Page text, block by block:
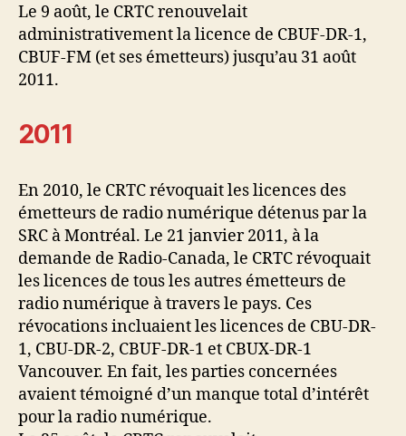
Le 9 août, le CRTC renouvelait
administrativement la licence de CBUF-DR-1,
CBUF-FM (et ses émetteurs) jusqu’au 31 août
2011.
2011
En 2010, le CRTC révoquait les licences des
émetteurs de radio numérique détenus par la
SRC à Montréal. Le 21 janvier 2011, à la
demande de Radio-Canada, le CRTC révoquait
les licences de tous les autres émetteurs de
radio numérique à travers le pays. Ces
révocations incluaient les licences de CBU-DR-
1, CBU-DR-2, CBUF-DR-1 et CBUX-DR-1
Vancouver. En fait, les parties concernées
avaient témoigné d’un manque total d’intérêt
pour la radio numérique.